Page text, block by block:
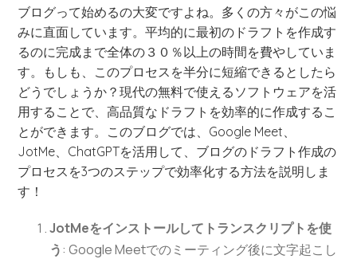
ブログって始めるの大変ですよね。多くの方々がこの悩
みに直面しています。平均的に最初のドラフトを作成す
るのに完成まで全体の３０％以上の時間を費やしていま
す。もしも、このプロセスを半分に短縮できるとしたら
どうでしょうか？現代の無料で使えるソフトウェアを活
用することで、高品質なドラフトを効率的に作成するこ
とができます。このブログでは、Google Meet、
JotMe、ChatGPTを活用して、ブログのドラフト作成の
プロセスを3つのステップで効率化する方法を説明しま
す！
JotMeをインストールしてトランスクリプトを使
う: Google Meetでのミーティング後に文字起こし